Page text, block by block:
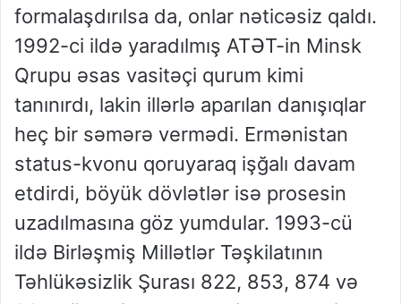
formalaşdırılsa da, onlar nəticəsiz qaldı.
1992-ci ildə yaradılmış ATƏT-in Minsk
Qrupu əsas vasitəçi qurum kimi
tanınırdı, lakin illərlə aparılan danışıqlar
heç bir səmərə vermədi. Ermənistan
status-kvonu qoruyaraq işğalı davam
etdirdi, böyük dövlətlər isə prosesin
uzadılmasına göz yumdular. 1993-cü
ildə Birləşmiş Millətlər Təşkilatının
Təhlükəsizlik Şurası 822, 853, 874 və